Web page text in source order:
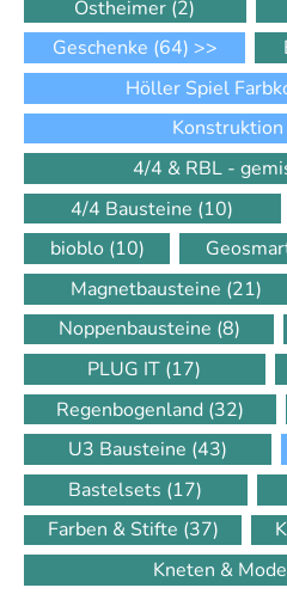
Ostheimer (2)
Geschenke (64) >>
Höller Spiel
Konstruktion
4/4 & RBL -
4/4 Bausteine (10)
bioblo (10)
Magnetbausteine (21)
Noppenbausteine (8)
PLUG IT (17)
Regenbogenland (32)
U3 Bausteine (43)
Bastelsets (17)
Farben & Stifte (37)
Kneten &